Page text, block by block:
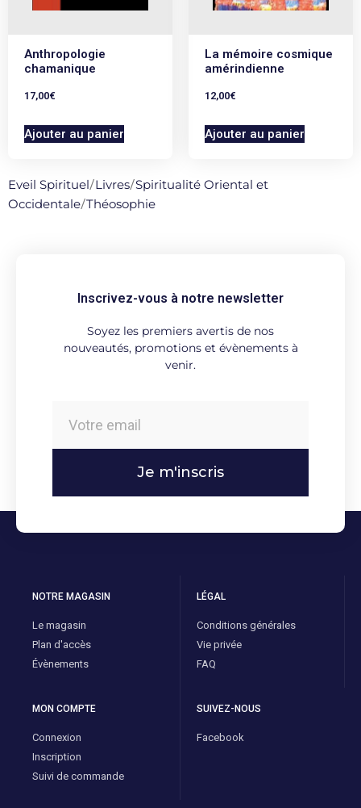
Anthropologie
chamanique
17,00€
Ajouter au panier
La mémoire cosmique
amérindienne
12,00€
Ajouter au panier
Eveil Spirituel/Livres/Spiritualité Oriental et
Occidentale/Théosophie
Inscrivez-vous à notre newsletter
Soyez les premiers avertis de nos
nouveautés, promotions et évènements à
venir.
Je m'inscris
NOTRE MAGASIN
Le magasin
Plan d'accès
Évènements
LÉGAL
Conditions générales
Vie privée
FAQ
MON COMPTE
Connexion
Inscription
Suivi de commande
SUIVEZ-NOUS
Facebook